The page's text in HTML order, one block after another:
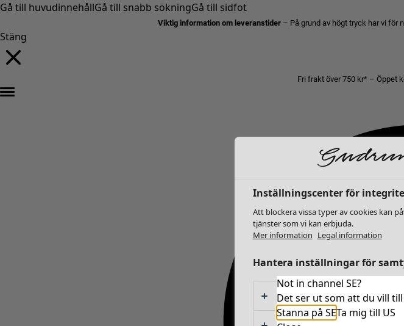
Gå till huvudinnehållGå till snabb sökningGå till sidfot
Viktig information om leveranstider – På grund av högt tryck har vi för
Stäng
Fri frakt över 750 kr* – Öppet
Not in channel SE?
Det ser ut som att du vill
Stanna på SETa mig till US
Inställningscenter för
Att blockera vissa typer av cookies kan
tjänster som vi kan erbjuda.
Mer information Legal information
Hantera inställningar för
Absolut nödvändiga cookies